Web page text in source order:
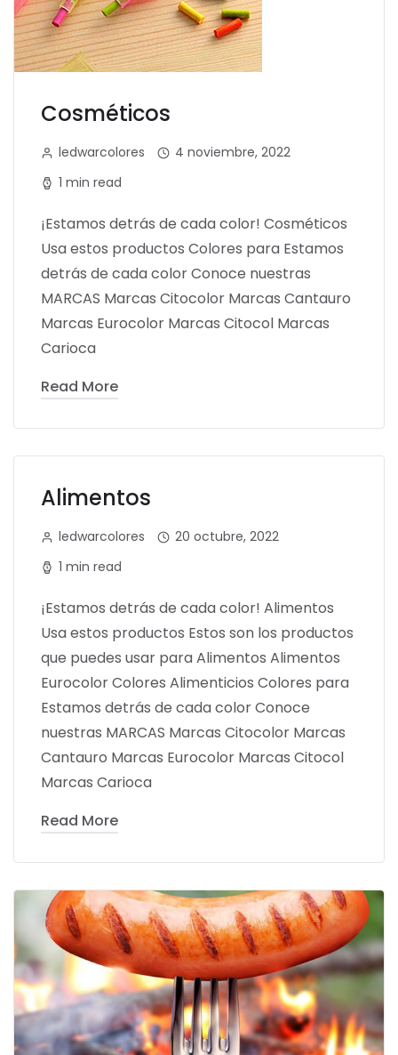
Cosméticos
ledwarcolores
4 noviembre, 2022
1 min read
¡Estamos detrás de cada color! Cosméticos
Usa estos productos Colores para Estamos
detrás de cada color Conoce nuestras
MARCAS Marcas Citocolor Marcas Cantauro
Marcas Eurocolor Marcas Citocol Marcas
Carioca
Read More
Alimentos
ledwarcolores
20 octubre, 2022
1 min read
¡Estamos detrás de cada color! Alimentos
Usa estos productos Estos son los productos
que puedes usar para Alimentos Alimentos
Eurocolor Colores Alimenticios Colores para
Estamos detrás de cada color Conoce
nuestras MARCAS Marcas Citocolor Marcas
Cantauro Marcas Eurocolor Marcas Citocol
Marcas Carioca
Read More